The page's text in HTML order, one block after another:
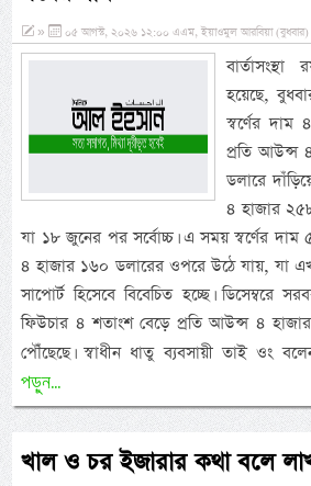
» ০৫ আগস্ট, ২০২৬ ১২:০০ এএম, ইয়াওমুল আরবিয়া (বুধবার)
বার্তাসংস্থা
হয়েছে,
স্বর্ণের
প্রতি আউন্স
ডলারে
৪ হাজার
যা ১৮ জুনের পর সর্বোচ্চ। এ সময় স্বর্ণের দাম
৪ হাজার ১৬০ ডলারের ওপরে উঠে যায়, যা
সাপোর্ট হিসেবে বিবেচিত হচ্ছে। ডিসেম্বরে
ফিউচার ৪ শতাংশ বেড়ে প্রতি আউন্স ৪
পৌঁছেছে। স্বাধীন ধাতু ব্যবসায়ী তাই ওং
পড়ুন...
খাল ও চর ইজারার কথা বলে